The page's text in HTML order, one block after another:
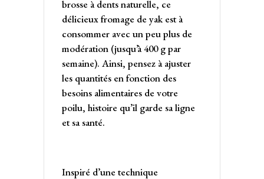
brosse à dents naturelle, ce
délicieux fromage de yak est à
consommer avec un peu plus de
modération (jusqu’à 400 g par
semaine). Ainsi, pensez à ajuster
les quantités en fonction des
besoins alimentaires de votre
poilu, histoire qu’il garde sa ligne
et sa santé.
Inspiré d’une technique